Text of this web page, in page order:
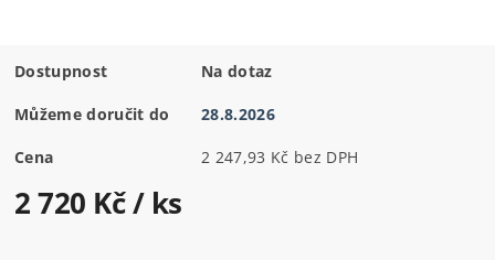
Dostupnost Na dotaz
Můžeme doručit do 28.8.2026
Cena 2 247,93 Kč bez DPH
2 720 Kč/ ks